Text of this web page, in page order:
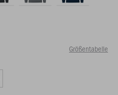
Größentabelle